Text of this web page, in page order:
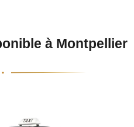
à Montpellier